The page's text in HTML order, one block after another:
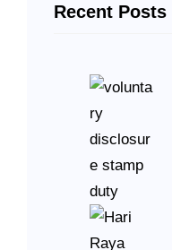
Recent Posts